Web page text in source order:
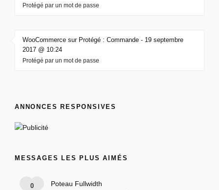
Protégé par un mot de passe
WooCommerce sur Protégé : Commande - 19 septembre
2017 @ 10:24
Protégé par un mot de passe
ANNONCES RESPONSIVES
MESSAGES LES PLUS AIMÉS
Poteau Fullwidth
0